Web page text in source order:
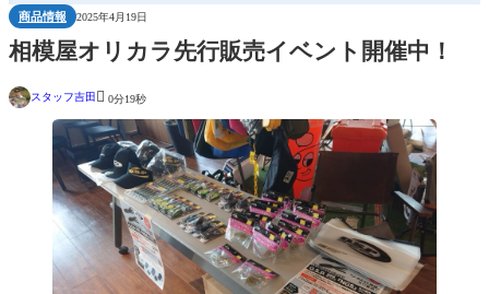
商品情報 2025年4月19日
相模屋オリカラ先行販売イベント開催中！
スタッフ吉田 0分19秒